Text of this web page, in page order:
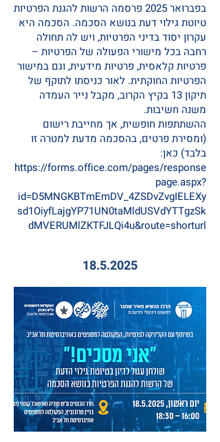
בפברואר 2025 פרסמה הרשות להגנת הפרטיות
טיוטת גילוי דעת בנושא הסכמה. הסכמה היא
עקרון יסוד בדיני הפרטיות, ויש לה תחולה
רחבה בכל מישורי הפעולה של הפרטיות –
פרטיות קלאסית, פרטיות מידעית, וגם במישור
הפרטיות החוקתית. לאור כניסתו לתוקף של
תיקון 13 בקיץ הקרוב, מקבל נייר העמדה
משנה חשיבות.
ההשתתפות חופשית, אך מחייבת רישום
(ומסירת פרטים, בהסכמה מדעת למטרה זו
בלבד) כאן:
https://forms.office.com/pages/response
page.aspx?
id=D5MNGKBTmEmDV_4ZSDvZvgIELEXy
sd1OiyfLajgYP71UN0taMldUSVdYTTgzSk
dMVERUMlZKTFJLQi4u&route=shorturl
18.5.2025